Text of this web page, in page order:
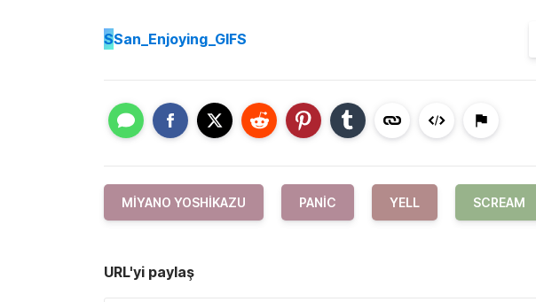
SSan_Enjoying_GIFS
MIYANO YOSHIKAZU PANIC YELL SCREAM
URL'yi paylaş